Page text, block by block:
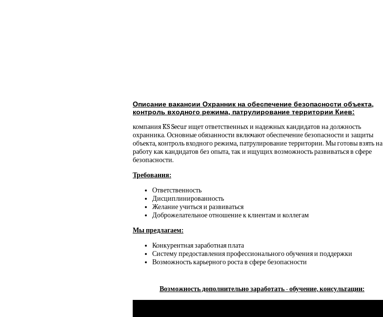
Описание вакансии Охранник на обеспечение безопасности объекта,
контроль входного режима, патрулирование территории Киев:
компания KS Secur ищет ответственных и надежных кандидатов на должность
охранника. Основные обязанности включают обеспечение безопасности и защиты
объекта, контроль входного режима, патрулирование территории. Мы готовы взять на
работу как кандидатов без опыта, так и ищущих возможность развиваться в сфере
безопасности.
Требования:
Ответственность
Дисциплинированность
Желание учиться и развиваться
Доброжелательное отношение к клиентам и коллегам
Мы предлагаем:
Конкурентная заработная плата
Систему предоставления профессионального обучения и поддержки
Возможность карьерного роста в сфере безопасности
Возможность дополнительно заработать - обучение, консультации: